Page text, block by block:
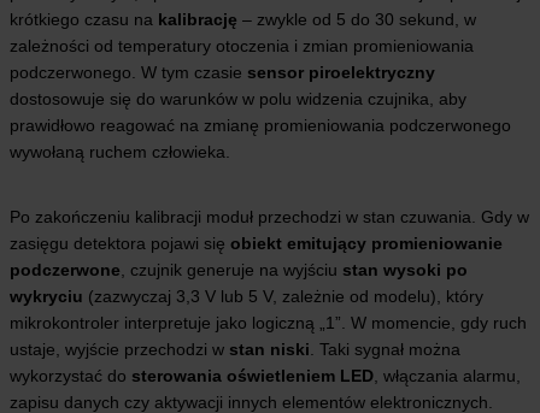
krótkiego czasu na kalibrację – zwykle od 5 do 30 sekund, w
zależności od temperatury otoczenia i zmian promieniowania
podczerwonego. W tym czasie sensor piroelektryczny
dostosowuje się do warunków w polu widzenia czujnika, aby
prawidłowo reagować na zmianę promieniowania podczerwonego
wywołaną ruchem człowieka.
Po zakończeniu kalibracji moduł przechodzi w stan czuwania. Gdy w
zasięgu detektora pojawi się obiekt emitujący promieniowanie
podczerwone , czujnik generuje na wyjściu stan wysoki po
wykryciu (zazwyczaj 3,3 V lub 5 V, zależnie od modelu), który
mikrokontroler interpretuje jako logiczną „1”. W momencie, gdy ruch
ustaje, wyjście przechodzi w stan niski . Taki sygnał można
wykorzystać do sterowania oświetleniem LED , włączania alarmu,
zapisu danych czy aktywacji innych elementów elektronicznych.